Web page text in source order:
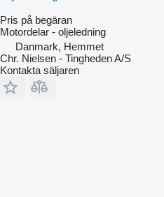
Pris på begäran
Motordelar - oljeledning
Danmark, Hemmet
Chr. Nielsen - Tingheden A/S
Kontakta säljaren